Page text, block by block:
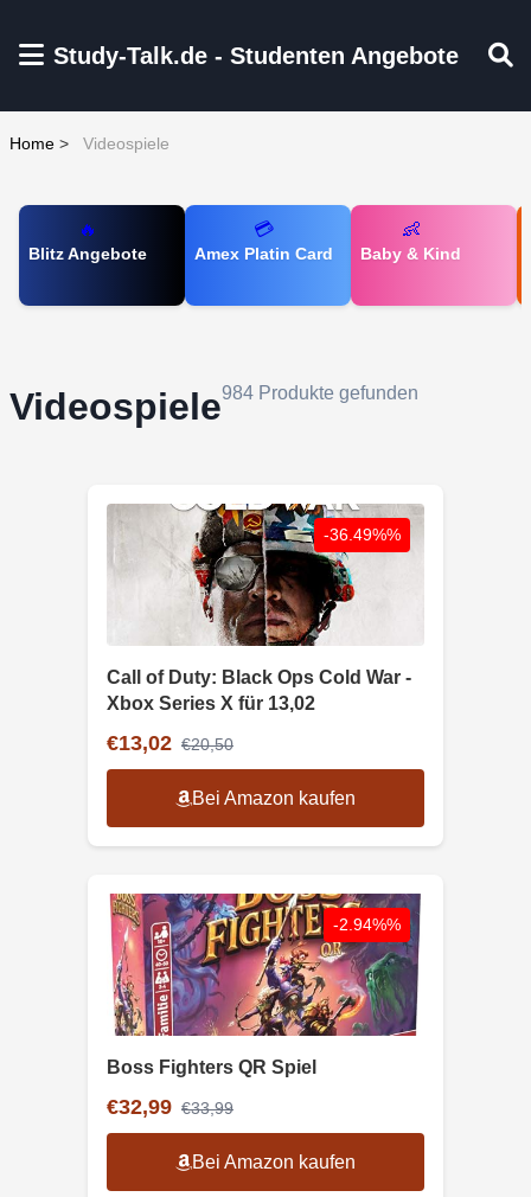
Study-Talk.de - Studenten Angebote
Home > Videospiele
🔥
Blitz Angebote
💳
Amex Platin Card
👶
Baby & Kind
Videospiele984 Produkte gefunden
-36.49%%
Call of Duty: Black Ops Cold War -
Xbox Series X für 13,02
€13,02 €20,50
Bei Amazon kaufen
-2.94%%
Boss Fighters QR Spiel
€32,99 €33,99
Bei Amazon kaufen